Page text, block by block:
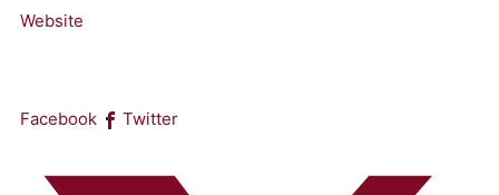
Website
Facebook Twitter